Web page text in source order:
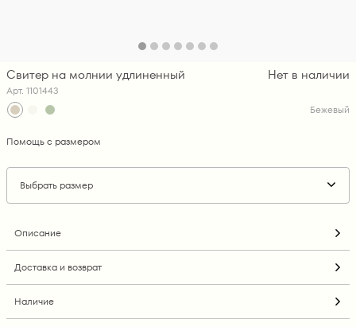
Свитер на молнии удлиненный
Арт. 1101443
Нет в наличии
Бежевый
Помощь с размером
Выбрать размер
Описание
Доставка и возврат
Наличие